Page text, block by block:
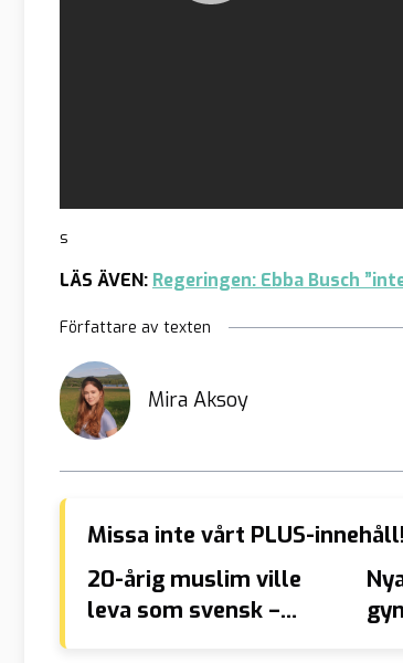
s
LÄS ÄVEN: Regeringen: Ebba Busch
Författare av texten
Mira Aksoy
Missa inte vårt PLUS-innehåll!
20-årig muslim ville
leva som svensk –